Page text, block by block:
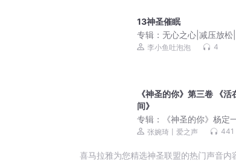
13神圣催眠
专辑： 无心之心|减压放松
前聆听|一听就困
李小鱼吐泡泡 4
《神圣的你》第三卷 《活
间》
专辑：
《神圣的你》杨定
（重读）
张婉琦丨爱之声 441
喜马拉雅为您精选神圣联盟的热门声音内